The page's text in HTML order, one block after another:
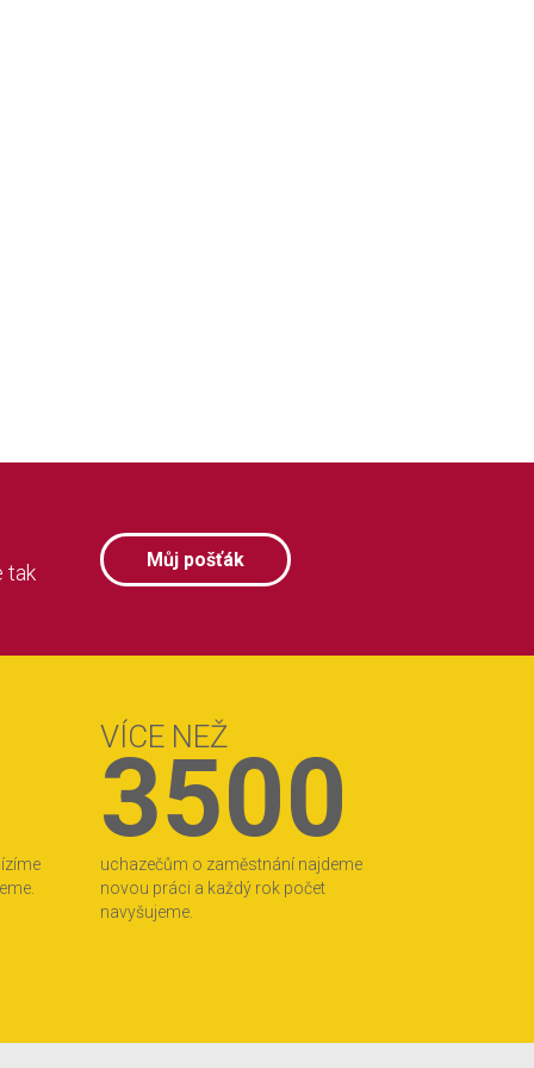
tak
Můj pošťák
VÍCE NEŽ
3500
uchazečům o zaměstnání najdeme
novou práci a každý rok počet
navyšujeme.